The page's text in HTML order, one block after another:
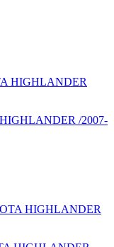
/2007-